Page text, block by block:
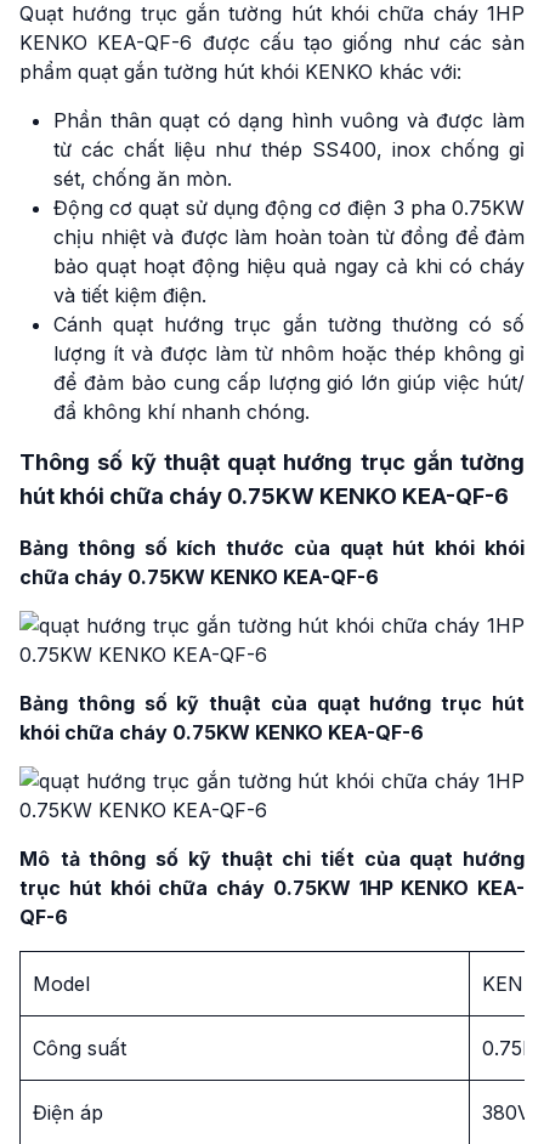
Quạt hướng trục gắn tường hút khói chữa cháy 1HP
KENKO KEA-QF-6 được cấu tạo giống như các sản
phẩm quạt gắn tường hút khói KENKO khác với:
Phần thân quạt có dạng hình vuông và được làm
từ các chất liệu như thép SS400, inox chống gỉ
sét, chống ăn mòn.
Động cơ quạt sử dụng động cơ điện 3 pha 0.75KW
chịu nhiệt và được làm hoàn toàn từ đồng để đảm
bảo quạt hoạt động hiệu quả ngay cả khi có cháy
và tiết kiệm điện.
Cánh quạt hướng trục gắn tường thường có số
lượng ít và được làm từ nhôm hoặc thép không gỉ
để đảm bảo cung cấp lượng gió lớn giúp việc hút/
đẩ không khí nhanh chóng.
Thông số kỹ thuật quạt hướng trục gắn tường
hút khói chữa cháy 0.75KW KENKO KEA-QF-6
Bảng thông số kích thước của quạt hút khói khói
chữa cháy 0.75KW KENKO KEA-QF-6
Bảng thông số kỹ thuật của quạt hướng trục hút
khói chữa cháy 0.75KW KENKO KEA-QF-6
Mô tả thông số kỹ thuật chi tiết của quạt hướng
trục hút khói chữa cháy 0.75KW 1HP KENKO KEA-
QF-6
Model
Công suất
Điện áp 380V